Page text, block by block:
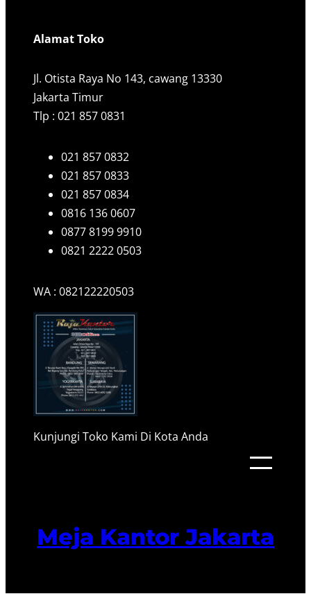
Alamat Toko
Jl. Otista Raya No 143, cawang 13330
Jakarta Timur
Tlp : 021 857 0831
021 857 0832
021 857 0833
021 857 0834
0816 136 0607
0877 8199 9910
0821 2222 0503
WA : 082122220503
Kunjungi Toko Kami Di Kota Anda
Meja Kantor Jakarta